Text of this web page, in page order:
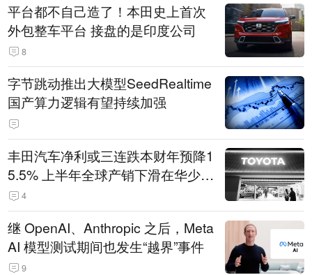
平台都不自己造了！本田史上首次
外包整车平台 接盘的是印度公司
8
字节跳动推出大模型SeedRealtime
国产算力逻辑有望持续加强
丰田汽车净利或三连跌本财年预降1
5.5% 上半年全球产销下滑在华少卖
14.3万辆
4
继 OpenAI、Anthropic 之后，Meta
AI 模型测试期间也发生“越界”事件
9